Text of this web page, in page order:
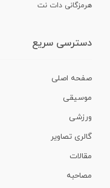
هرمزگانی دات نت
دسترسی سریع
صفحه اصلی
موسیقی
ورزشی
گالری تصاویر
مقالات
مصاحبه